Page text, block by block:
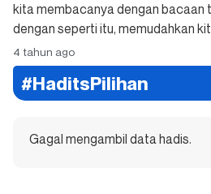
kita membacanya dengan bacaan
dengan seperti itu, memudahkan
4 tahun ago
#HaditsPilihan
Gagal mengambil data hadis.